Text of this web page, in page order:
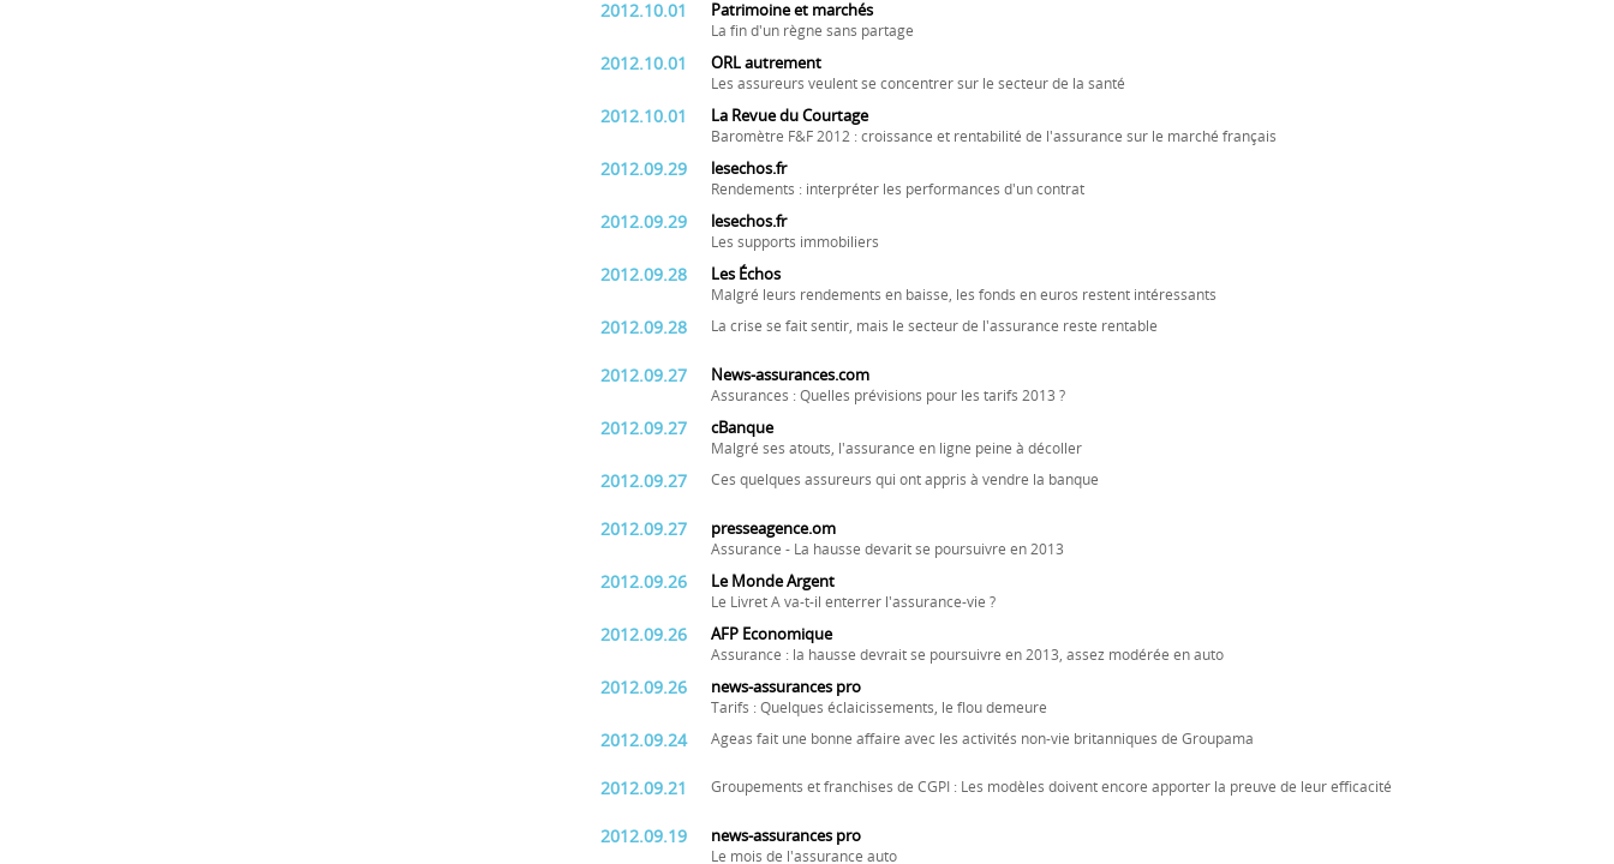
2012.10.01 Patrimoine et marchés
La fin d'un règne sans partage
2012.10.01 ORL autrement
Les assureurs veulent se concentrer sur le secteur de la santé
2012.10.01 La Revue du Courtage
Baromètre F&F 2012 : croissance et rentabilité de l'assurance sur le marché français
2012.09.29 lesechos.fr
Rendements : interpréter les performances d'un contrat
2012.09.29 lesechos.fr
Les supports immobiliers
2012.09.28 Les Échos
Malgré leurs rendements en baisse, les fonds en euros restent intéressants
2012.09.28 La crise se fait sentir, mais le secteur de l'assurance reste rentable
2012.09.27 News-assurances.com
Assurances : Quelles prévisions pour les tarifs 2013 ?
2012.09.27 cBanque
Malgré ses atouts, l'assurance en ligne peine à décoller
2012.09.27 Ces quelques assureurs qui ont appris à vendre la banque
2012.09.27 presseagence.om
Assurance - La hausse devarit se poursuivre en 2013
2012.09.26 Le Monde Argent
Le Livret A va-t-il enterrer l'assurance-vie ?
2012.09.26 AFP Economique
Assurance : la hausse devrait se poursuivre en 2013, assez modérée en auto
2012.09.26 news-assurances pro
Tarifs : Quelques éclaicissements, le flou demeure
2012.09.24 Ageas fait une bonne affaire avec les activités non-vie britanniques de Groupama
2012.09.21 Groupements et franchises de CGPI : Les modèles doivent encore apporter la preuve de leur efficacité
2012.09.19 news-assurances pro
Le mois de l'assurance auto